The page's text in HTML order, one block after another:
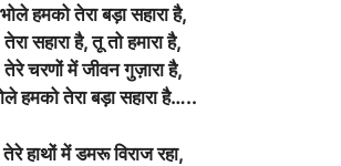
भोले हमको तेरा बड़ा सहारा है,
तेरा सहारा है, तू तो हमारा है,
तेरे चरणों में जीवन गुज़ारा है,
हमको तेरा बड़ा सहारा है…..
तेरे हाथों में डमरू विराज रहा,